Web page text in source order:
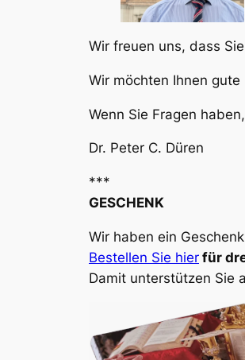
Wir freuen uns, dass
Wir möchten Ihnen
Wenn Sie Fragen
Dr. Peter C. Düren
***
GESCHENK
Wir haben ein
Bestellen Sie hier für
Damit unterstützen Sie